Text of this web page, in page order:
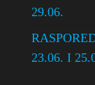
29.06.
23.06. I